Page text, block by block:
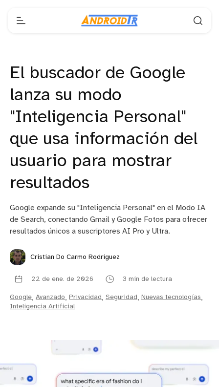
El buscador de Google
lanza su modo
"Inteligencia Personal"
que usa información del
usuario para mostrar
resultados
Google expande su "Inteligencia Personal" en el Modo IA
de Search, conectando Gmail y Google Fotos para ofrecer
resultados únicos a suscriptores AI Pro y Ultra.
Cristian Do Carmo Rodríguez
22 de ene. de 2026 3 min de lectura
Google, Avanzado, Privacidad, Seguridad, Nuevas tecnologías,
Inteligencia Artificial